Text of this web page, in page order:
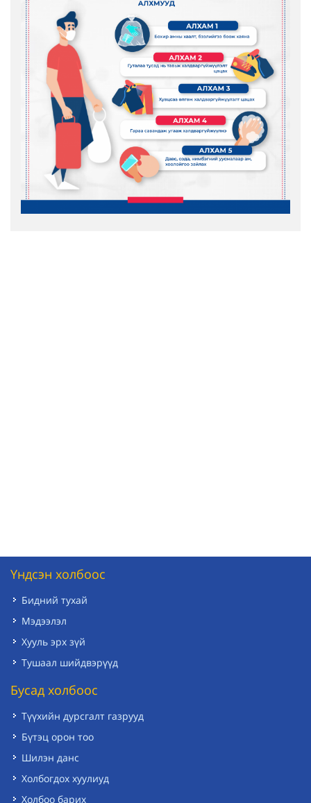
Үндсэн холбоос
Бидний тухай
Мэдээлэл
Хууль эрх зүй
Тушаал шийдвэрүүд
Бусад холбоос
Түүхийн дурсгалт газрууд
Бүтэц орон тоо
Шилэн данс
Холбогдох хуулиуд
Холбоо барих